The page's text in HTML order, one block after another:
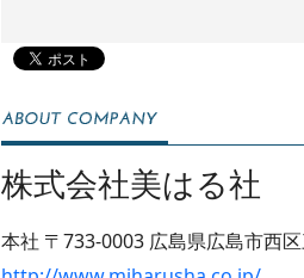
株式会社美はる社
本社 〒733-0003 広島県広島市西